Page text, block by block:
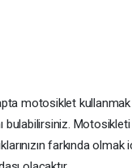
motosiklet
Motosikleti
farkında